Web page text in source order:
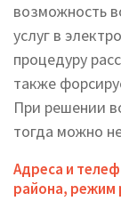
возможность
услуг в
процедуру
также
При решении
тогда можно
Адреса и
района, режим